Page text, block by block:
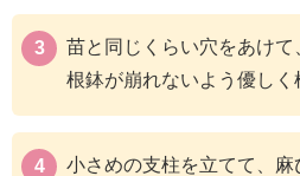
苗と同じくらい穴をあけ
根鉢が崩れないよう優しく
小さめの支柱を立てて、